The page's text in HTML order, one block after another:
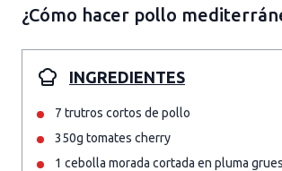
¿Cómo hacer pollo
INGREDIENTES
7 trutros cortos de pollo
350g tomates cherry
1 cebolla morada cortada en pluma